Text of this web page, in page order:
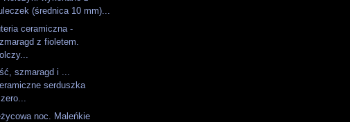
(średnica 10 mm)...
ceramiczna -
z fioletem.
szmaragd i ...
serduszka
noc. Maleńkie